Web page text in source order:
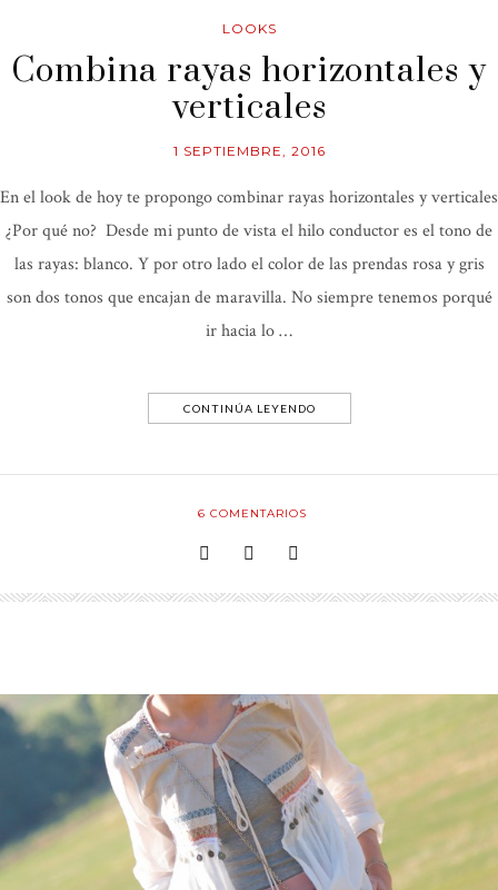
LOOKS
Combina rayas horizontales y
verticales
1 SEPTIEMBRE, 2016
En el look de hoy te propongo combinar rayas horizontales y verticales
¿Por qué no? Desde mi punto de vista el hilo conductor es el tono de
las rayas: blanco. Y por otro lado el color de las prendas rosa y gris
son dos tonos que encajan de maravilla. No siempre tenemos porqué
ir hacia lo …
CONTINÚA LEYENDO
6 COMENTARIOS